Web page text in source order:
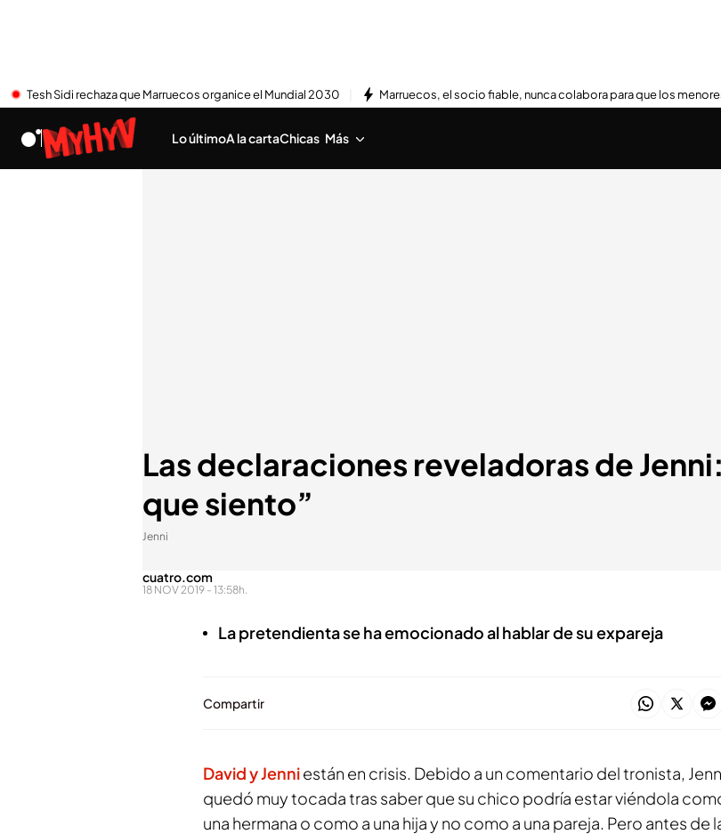
Tesh Sidi rechaza que Marruecos organice el Mundial 2030 Marruecos, el socio fiable, nunca colabora para que los
Lo últimoA la cartaChicas Más
Las declaraciones reveladoras de
que siento”
Jenni
cuatro.com
18 NOV 2019 - 13:58h.
La pretendienta se ha emocionado al hablar de su expareja
Compartir
David y Jenniestán en crisis. Debido a un comentario del tronista,
quedó muy tocada tras saber que su chico podría estar viéndola
una hermana o como a una hija y no como a una pareja. Pero antes de